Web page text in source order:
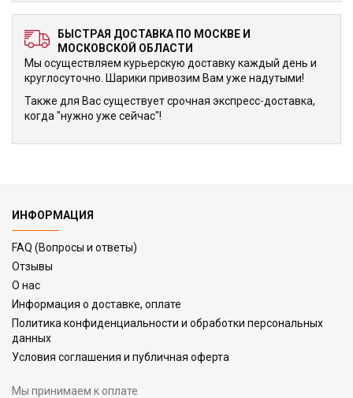
БЫСТРАЯ ДОСТАВКА ПО МОСКВЕ И
МОСКОВСКОЙ ОБЛАСТИ
Мы осуществляем курьерскую доставку каждый день и
круглосуточно. Шарики привозим Вам уже надутыми!
Также для Вас существует срочная экспресс-доставка,
когда "нужно уже сейчас"!
ИНФОРМАЦИЯ
FAQ (Вопросы и ответы)
Отзывы
О нас
Информация о доставке, оплате
Политика конфиденциальности и обработки персональных
данных
Условия соглашения и публичная оферта
Мы принимаем к оплате